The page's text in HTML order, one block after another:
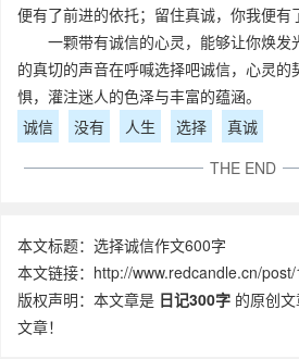
便有了前进的依托；留住真诚，你我便有
一颗带有诚信的心灵，能够让你焕发
的真切的声音在呼喊选择吧诚信，心灵的
惧，灌注迷人的色泽与丰富的蕴涵。
诚信
没有 人生 选择
真诚
THE END
本文标题：选择诚信作文600字
本文链接：http://www.redcandle.cn/
版权声明：本文章是 日记300字 的原创
文章！